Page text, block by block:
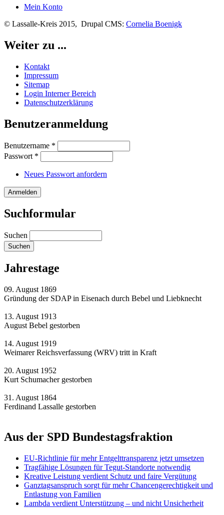
Mein Konto
© Lassalle-Kreis 2015, Drupal CMS: Cornelia Boenigk
Weiter zu ...
Kontakt
Impressum
Sitemap
Login Interner Bereich
Datenschutzerklärung
Benutzeranmeldung
Benutzername *
Passwort *
Neues Passwort anfordern
Suchformular
Suchen
Jahrestage
09. August 1869
Gründung der SDAP in Eisenach durch Bebel und Liebknecht
13. August 1913
August Bebel gestorben
14. August 1919
Weimarer Reichsverfassung (WRV) tritt in Kraft
20. August 1952
Kurt Schumacher gestorben
31. August 1864
Ferdinand Lassalle gestorben
Aus der SPD Bundestagsfraktion
EU-Richtlinie für mehr Entgelttransparenz jetzt umsetzen
Tragfähige Lösungen für Tegut-Standorte notwendig
Kreative Leistung verdient Schutz und faire Vergütung
Ganztagsanspruch sorgt für mehr Chancengerechtigkeit und
Entlastung von Familien
Lambda verdient Unterstützung – und nicht Unsicherheit